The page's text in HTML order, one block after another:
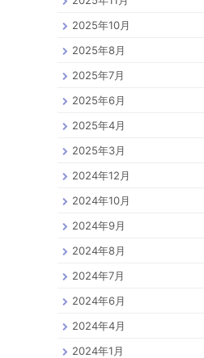
2025年10月
2025年8月
2025年7月
2025年6月
2025年4月
2025年3月
2024年12月
2024年10月
2024年9月
2024年8月
2024年7月
2024年6月
2024年4月
2024年1月